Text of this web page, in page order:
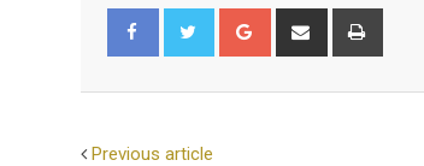
Previous article